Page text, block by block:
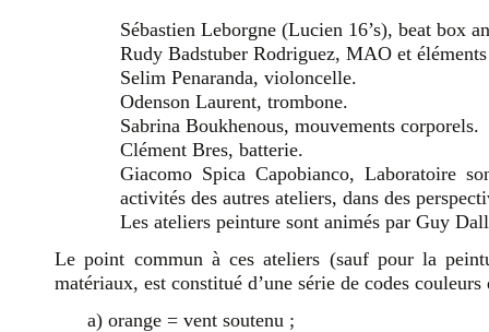
Sébastien Leborgne (Lucien 16’s), beat box
Rudy Badstuber Rodriguez, MAO et
Selim Penaranda, violoncelle.
Odenson Laurent, trombone.
Sabrina Boukhenous, mouvements corporels.
Clément Bres, batterie.
Giacomo Spica Capobianco, Laboratoire
activités des autres ateliers, dans des
Les ateliers peinture sont animés par Guy
Le point commun à ces ateliers (sauf pour la
matériaux, est constitué d’une série de codes
a) orange = vent soutenu ;